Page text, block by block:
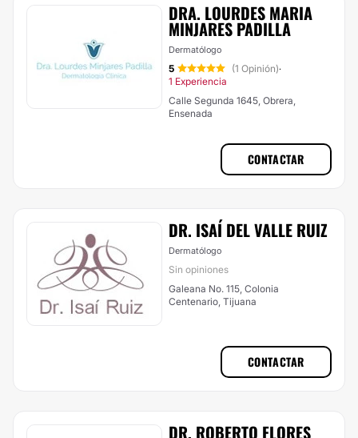
DRA. LOURDES MARIA
MINJARES PADILLA
Dermatólogo
5 (1 Opinión)·
1 Experiencia
Calle Segunda 1645, Obrera,
Ensenada
CONTACTAR
​DR. ISAÍ ​DEL VALLE RUIZ
Dermatólogo
Sin opiniones
Galeana No. 115, Colonia
Centenario, Tijuana
CONTACTAR
DR. ROBERTO FLORES